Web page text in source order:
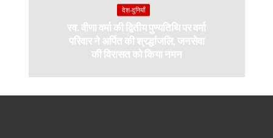
देश-दुनियाँ
स्व. वीणा वर्मा की द्वितीय पुण्यतिथि पर वर्मा
परिवार ने अर्पित की श्रद्धांजलि, जनसेवा
की विरासत को किया नमन